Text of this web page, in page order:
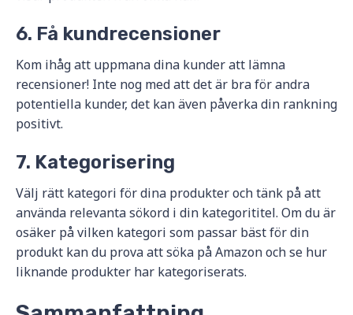
6. Få kundrecensioner
Kom ihåg att uppmana dina kunder att lämna
recensioner! Inte nog med att det är bra för andra
potentiella kunder, det kan även påverka din rankning
positivt.
7. Kategorisering
Välj rätt kategori för dina produkter och tänk på att
använda relevanta sökord i din kategorititel. Om du är
osäker på vilken kategori som passar bäst för din
produkt kan du prova att söka på Amazon och se hur
liknande produkter har kategoriserats.